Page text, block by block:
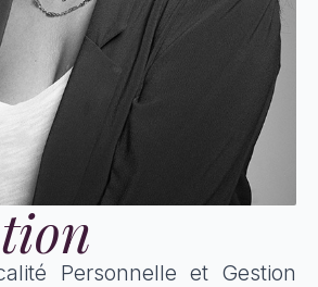
Personnelle et Gestion